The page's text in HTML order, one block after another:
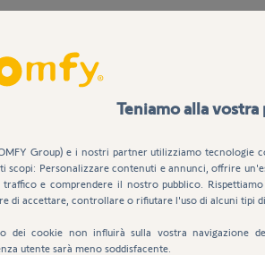
Compatibilità
Teniamo alla vostra
Group) e i nostri partner utilizziamo tecnologie
scopi: Personalizzare contenuti e annunci, offrire
e comprendere il nostro pubblico.
di accettare, controllare o rifiutare l'uso di alcuni tipi
dei cookie non influirà sulla vostra navigazione
utente sarà meno soddisfacente.